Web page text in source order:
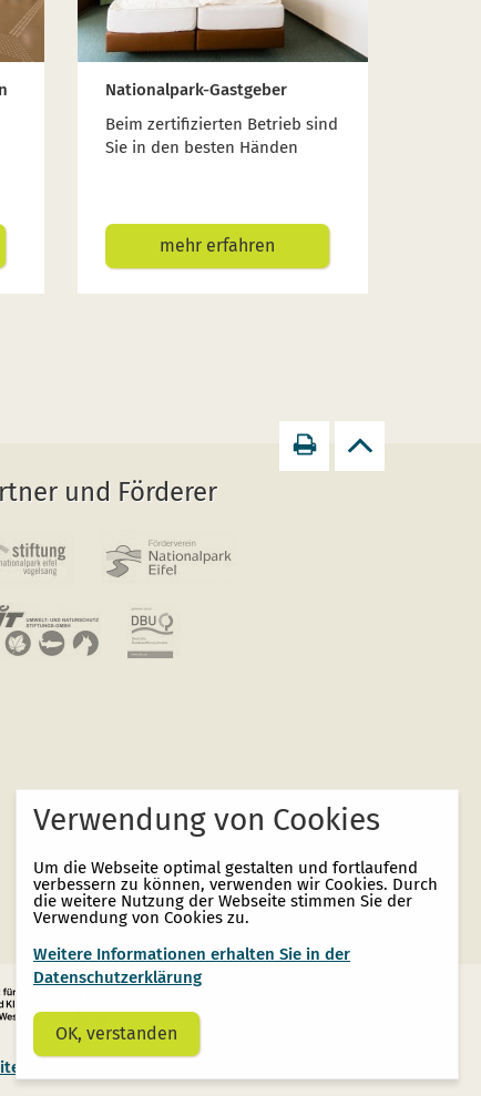
Nationalpark-Gastgeber
Beim zertifizierten Betrieb sind
Sie in den besten Händen
mehr erfahren
und Förderer
Verwendung von Cookies
Um die Webseite optimal gestalten und fortlaufend
verbessern zu können, verwenden wir Cookies. Durch
die weitere Nutzung der Webseite stimmen Sie der
Verwendung von Cookies zu.
Weitere Informationen erhalten Sie in der
Datenschutzerklärung
OK, verstanden